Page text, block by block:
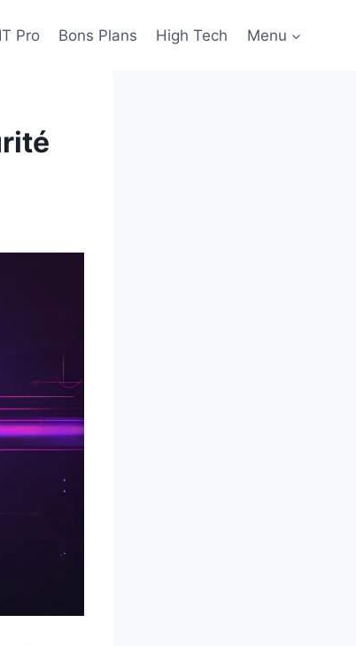
IT Pro Bons Plans High Tech Menu